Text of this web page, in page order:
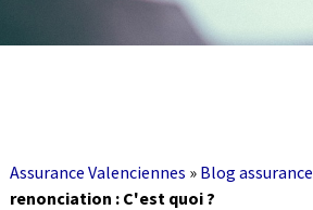
Assurance Valenciennes » Blog assurance
renonciation : C'est quoi ?